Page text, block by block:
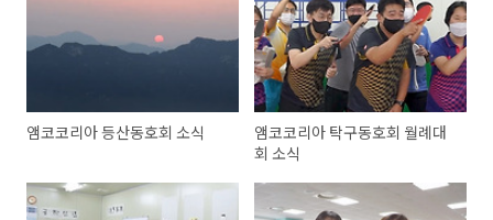
앰코코리아 등산동호회 소식
앰코코리아 탁구동호회 월례대
회 소식